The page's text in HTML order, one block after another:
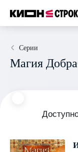
Серии
Магия Добра